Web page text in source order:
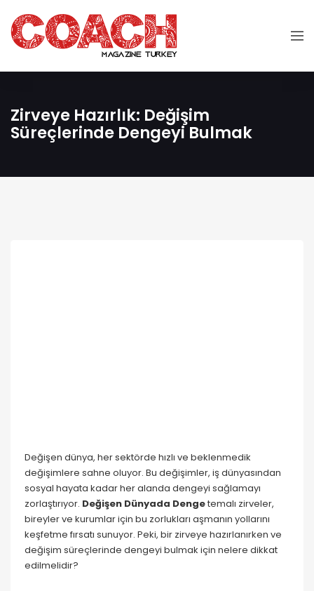
Zirveye Hazırlık: Değişim
Süreçlerinde Dengeyi Bulmak
Değişen dünya, her sektörde hızlı ve beklenmedik
değişimlere sahne oluyor. Bu değişimler, iş dünyasından
sosyal hayata kadar her alanda dengeyi sağlamayı
zorlaştırıyor. Değişen Dünyada Dengetemalı zirveler,
bireyler ve kurumlar için bu zorlukları aşmanın yollarını
keşfetme fırsatı sunuyor. Peki, bir zirveye hazırlanırken ve
değişim süreçlerinde dengeyi bulmak için nelere dikkat
edilmelidir?